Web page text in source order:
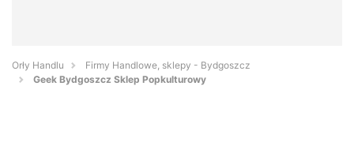
Orły Handlu
Firmy Handlowe, sklepy - Bydgoszcz
Geek Bydgoszcz Sklep Popkulturowy